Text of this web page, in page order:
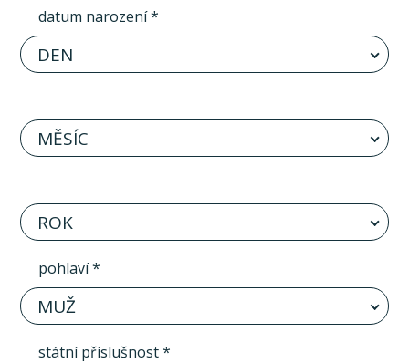
datum narození *
DEN
MĚSÍC
ROK
pohlaví *
MUŽ
státní příslušnost *